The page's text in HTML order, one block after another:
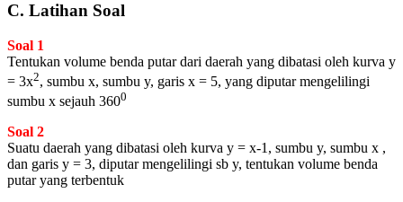
C. Latihan Soal
Soal 1
Tentukan volume benda putar dari daerah yang dibatasi oleh kurva y
= 3x2, sumbu x, sumbu y, garis x = 5, yang diputar mengelilingi
sumbu x sejauh 3600
Soal 2
Suatu daerah yang dibatasi oleh kurva y = x-1, sumbu y, sumbu x ,
dan garis y = 3, diputar mengelilingi sb y, tentukan volume benda
putar yang terbentuk